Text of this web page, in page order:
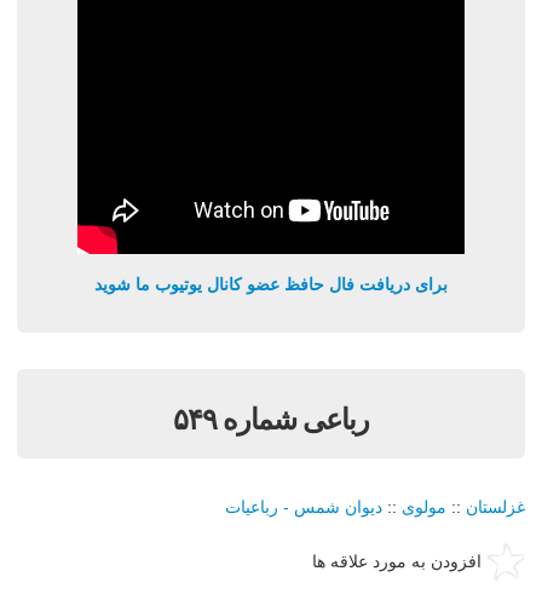
برای دریافت فال حافظ عضو کانال یوتیوب ما شوید
رباعی شماره ۵۴۹
غزلستان :: مولوی :: دیوان شمس - رباعیات
افزودن به مورد علاقه ها